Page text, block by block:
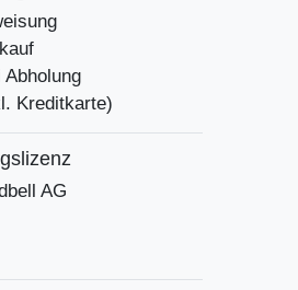
Abholung
Kreditkarte)
AG